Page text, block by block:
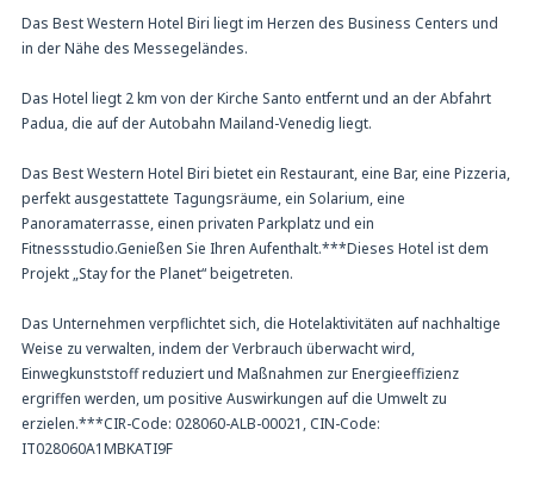
Das Best Western Hotel Biri liegt im Herzen des Business Centers und
in der Nähe des Messegeländes.
Das Hotel liegt 2 km von der Kirche Santo entfernt und an der Abfahrt
Padua, die auf der Autobahn Mailand-Venedig liegt.
Das Best Western Hotel Biri bietet ein Restaurant, eine Bar, eine Pizzeria,
perfekt ausgestattete Tagungsräume, ein Solarium, eine
Panoramaterrasse, einen privaten Parkplatz und ein
Fitnessstudio.Genießen Sie Ihren Aufenthalt.***Dieses Hotel ist dem
Projekt „Stay for the Planet“ beigetreten.
Das Unternehmen verpflichtet sich, die Hotelaktivitäten auf nachhaltige
Weise zu verwalten, indem der Verbrauch überwacht wird,
Einwegkunststoff reduziert und Maßnahmen zur Energieeffizienz
ergriffen werden, um positive Auswirkungen auf die Umwelt zu
erzielen.***CIR-Code: 028060-ALB-00021, CIN-Code:
IT028060A1MBKATI9F